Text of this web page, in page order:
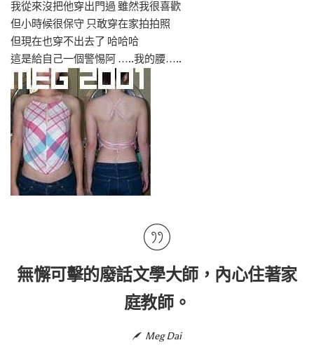
我從來沒把他穿出門過 雖然我很喜歡
但小時候很保守 只敢穿在家拍拍照
但現在也穿不出去了 哈哈哈
這是給自己一個警惕阿 …..我的腰…..
無懈可擊的廢話文學大師，內心住著家
庭教師。
Meg Dai